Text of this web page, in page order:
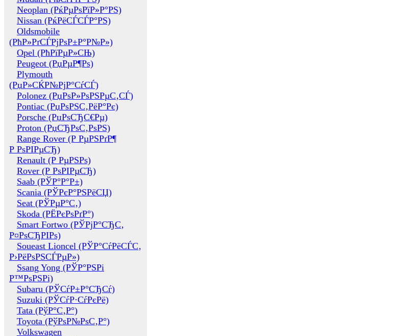
Neoplan (РќРµРѕРїР»Р°РЅ)
Nissan (РќРёСЃСЃР°РЅ)
Oldsmobile
(РћР»РґСЃРјРѕР±Р°Р№Р»)
Opel (РћРїРµР»СЊ)
Peugeot (РџРµР¶Рѕ)
Plymouth
(РџР»СЌР№РјР°СѓСЃ)
Polonez (РџРѕР»РѕРЅРµС‚СЃ)
Pontiac (РџРѕРЅС‚РёР°Рє)
Porsche (РџРѕСЂС€Рµ)
Proton (РџСЂРѕС‚РѕРЅ)
Range Rover (Р РµРЅРґР¶
Р РѕРІРµСЂ)
Renault (Р РµРЅРѕ)
Rover (Р РѕРІРµСЂ)
Saab (РЎР°Р°Р±)
Scania (РЎРєР°РЅРёСЏ)
Seat (РЎРµР°С‚)
Skoda (РЁРєРѕРґР°)
Smart Fortwo (РЎРјР°СЂС‚
Р¤РѕСЂРІРѕ)
Soueast Lioncel (РЎР°СѓРёСЃС‚
Р›РёРѕРЅСЃРµР»)
Ssang Yong (РЎР°РЅРі
Р™РѕРЅРі)
Subaru (РЎСѓР±Р°СЂСѓ)
Suzuki (РЎСѓР·СѓРєРё)
Tata (РўР°С‚Р°)
Toyota (РўРѕР№РѕС‚Р°)
Volkswagen